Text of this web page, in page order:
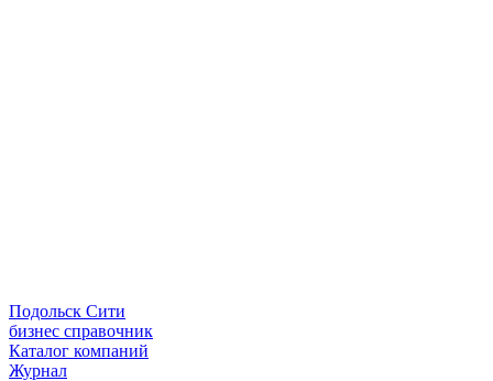
Подольск Сити
бизнес справочник
Каталог компаний
Журнал